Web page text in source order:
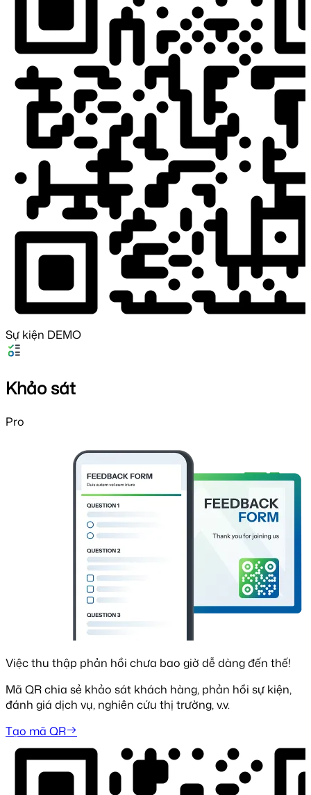
Sự kiện DEMO
Khảo sát
Pro
Việc thu thập phản hồi chưa bao giờ dễ dàng đến thế!
Mã QR chia sẻ khảo sát khách hàng, phản hồi sự kiện,
đánh giá dịch vụ, nghiên cứu thị trường, v.v.
Tạo mã QR